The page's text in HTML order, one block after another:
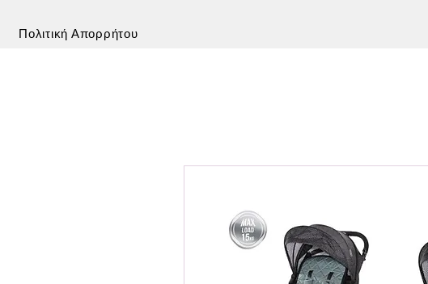
Πολιτική Απορρήτου